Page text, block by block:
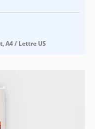
A4 / Lettre US